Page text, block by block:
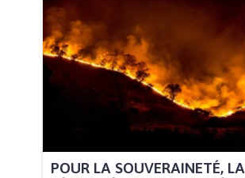
POUR LA SOUVERAINETÉ, LA